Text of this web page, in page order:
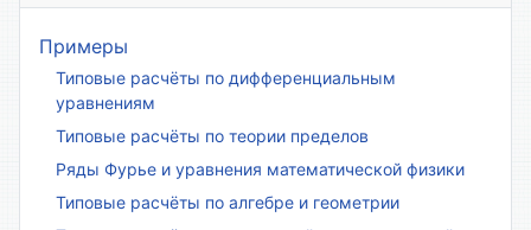
Примеры
Типовые расчёты по дифференциальным
уравнениям
Типовые расчёты по теории пределов
Ряды Фурье и уравнения математической физики
Типовые расчёты по алгебре и геометрии